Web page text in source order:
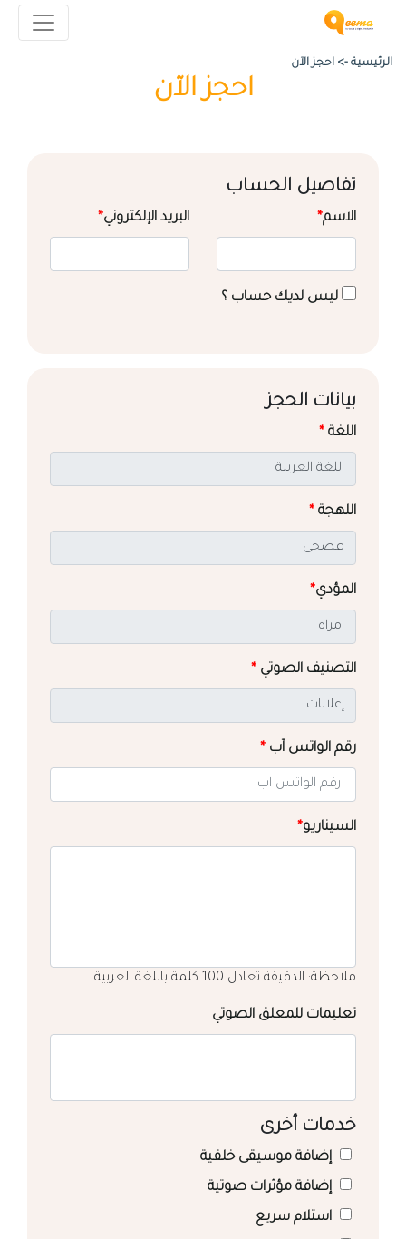
الرئيسية -> احجز الآن
احجز الآن
تفاصيل الحساب
الاسم* البريد الإلكتروني*
ليس لديك حساب ؟
بيانات الحجز
اللغة *
اللهجة *
المؤدي*
التصنيف الصوتي *
رقم الواتس آب *
السيناريو*
ملاحظة: الدقيقة تعادل 100 كلمة باللغة العربية
تعليمات للمعلق الصوتي
خدمات أخرى
إضافة موسيقى خلفية
إضافة مؤثرات صوتية
استلام سريع